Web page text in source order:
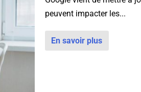
peuvent impacter les...
En savoir plus